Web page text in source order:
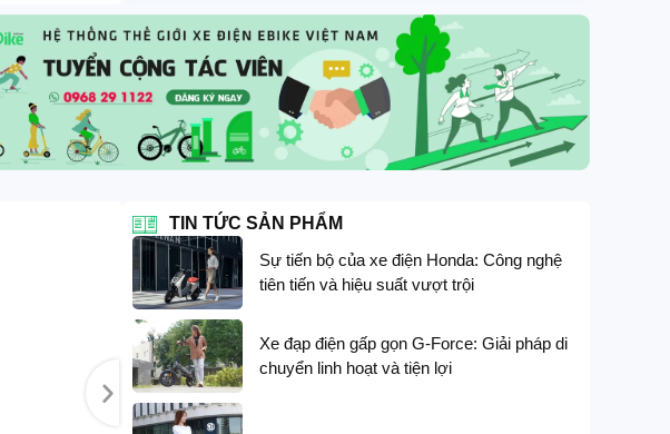
TIN TỨC SẢN PHẨM
Sự tiến bộ của xe điện Honda: Công nghệ
tiên tiến và hiệu suất vượt trội
Xe đạp điện gấp gọn G-Force: Giải pháp di
chuyển linh hoạt và tiện lợi